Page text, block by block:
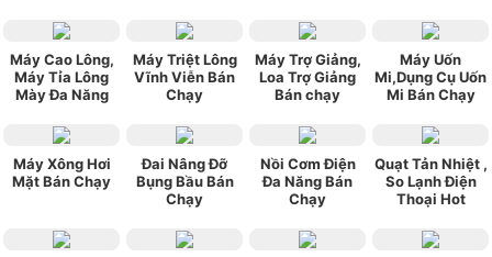
Máy Cao Lông,
Máy Tỉa Lông
Mày Đa Năng
Máy Triệt Lông
Vĩnh Viễn Bán
Chạy
Máy Trợ Giảng,
Loa Trợ Giảng
Bán chạy
Máy Uốn
Mi,Dụng Cụ Uốn
Mi Bán Chạy
Máy Xông Hơi
Mặt Bán Chạy
Đai Nâng Đỡ
Bụng Bầu Bán
Chạy
Nồi Cơm Điện
Đa Năng Bán
Chạy
Quạt Tản Nhiệt ,
So Lạnh Điện
Thoại Hot